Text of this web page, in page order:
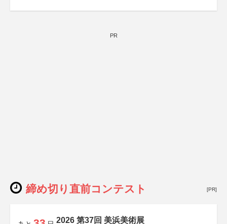
PR
締め切り直前コンテスト [PR]
2026 第37回 美浜美術展